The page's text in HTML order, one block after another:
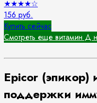
★★★★☆
156 руб.
Купить сейчас
Смотреть еще витамин Д
Epicor (эпикор)
поддержки